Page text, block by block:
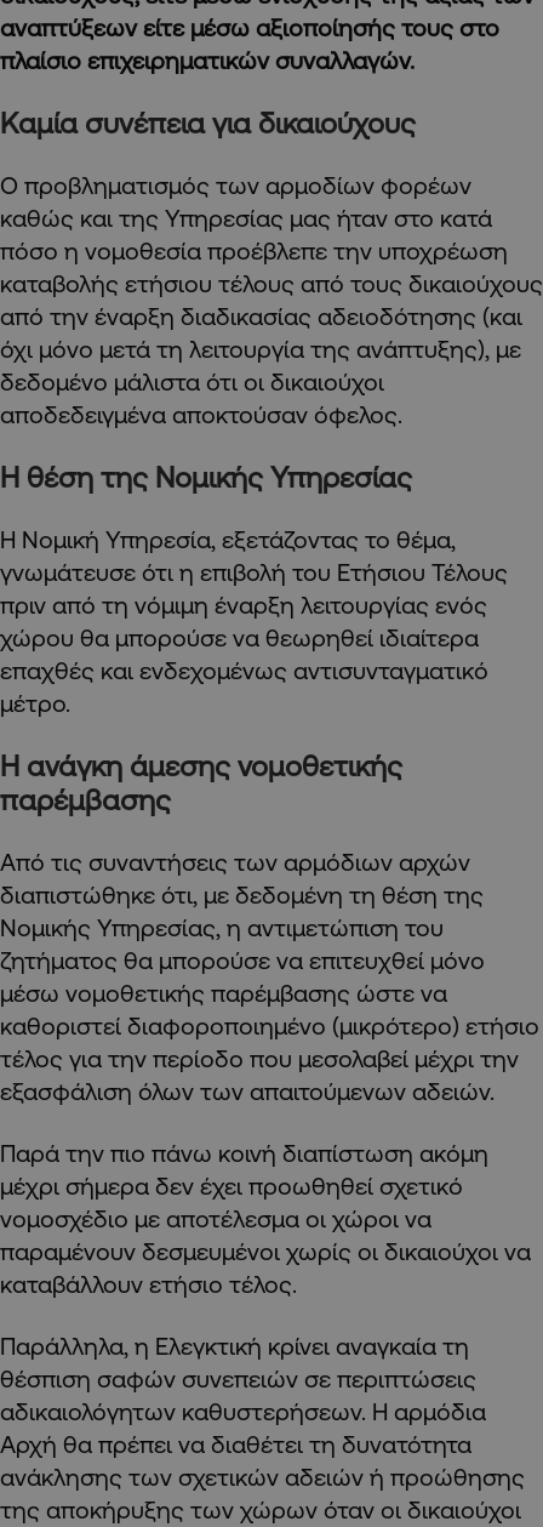
αναπτύξεων είτε μέσω αξιοποίησής τους στο
πλαίσιο επιχειρηματικών συναλλαγών.
Καμία συνέπεια για δικαιούχους
Ο προβληματισμός των αρμοδίων φορέων
καθώς και της Υπηρεσίας μας ήταν στο κατά
πόσο η νομοθεσία προέβλεπε την υποχρέωση
καταβολής ετήσιου τέλους από τους δικαιούχους
από την έναρξη διαδικασίας αδειοδότησης (και
όχι μόνο μετά τη λειτουργία της ανάπτυξης), με
δεδομένο μάλιστα ότι οι δικαιούχοι
αποδεδειγμένα αποκτούσαν όφελος.
Η θέση της Νομικής Υπηρεσίας
Η Νομική Υπηρεσία, εξετάζοντας το θέμα,
γνωμάτευσε ότι η επιβολή του Ετήσιου Τέλους
πριν από τη νόμιμη έναρξη λειτουργίας ενός
χώρου θα μπορούσε να θεωρηθεί ιδιαίτερα
επαχθές και ενδεχομένως αντισυνταγματικό
μέτρο.
Η ανάγκη άμεσης νομοθετικής
παρέμβασης
Από τις συναντήσεις των αρμόδιων αρχών
διαπιστώθηκε ότι, με δεδομένη τη θέση της
Νομικής Υπηρεσίας, η αντιμετώπιση του
ζητήματος θα μπορούσε να επιτευχθεί μόνο
μέσω νομοθετικής παρέμβασης ώστε να
καθοριστεί διαφοροποιημένο (μικρότερο) ετήσιο
τέλος για την περίοδο που μεσολαβεί μέχρι την
εξασφάλιση όλων των απαιτούμενων αδειών.
Παρά την πιο πάνω κοινή διαπίστωση ακόμη
μέχρι σήμερα δεν έχει προωθηθεί σχετικό
νομοσχέδιο με αποτέλεσμα οι χώροι να
παραμένουν δεσμευμένοι χωρίς οι δικαιούχοι να
καταβάλλουν ετήσιο τέλος.
Παράλληλα, η Ελεγκτική κρίνει αναγκαία τη
θέσπιση σαφών συνεπειών σε περιπτώσεις
αδικαιολόγητων καθυστερήσεων. Η αρμόδια
Αρχή θα πρέπει να διαθέτει τη δυνατότητα
ανάκλησης των σχετικών αδειών ή προώθησης
της αποκήρυξης των χώρων όταν οι δικαιούχοι